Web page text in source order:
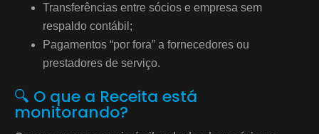
Transferências entre sócios e empresa sem
respaldo contábil;
Pagamentos “por fora” a fornecedores ou
prestadores de serviço.
🔍 O que a Receita está
monitorando?